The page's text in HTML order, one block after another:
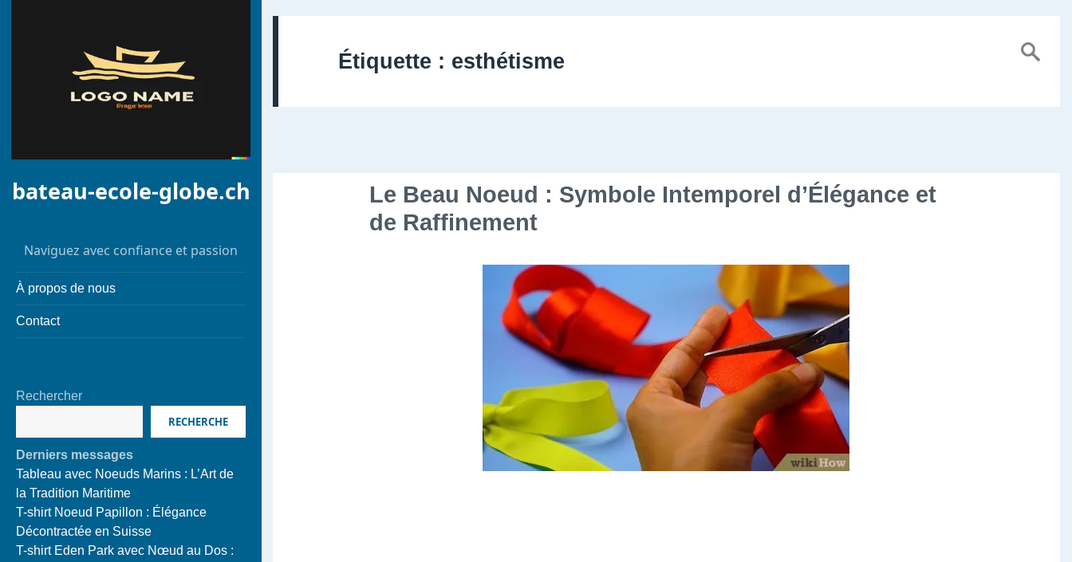
bateau-ecole-globe.ch
Naviguez avec confiance et passion
À propos de nous
Contact
Rechercher
RECHERCHE
Derniers messages
Tableau avec Noeuds Marins : L’Art de
la Tradition Maritime
T-shirt Noeud Papillon : Élégance
Décontractée en Suisse
T-shirt Eden Park avec Nœud au Dos :
Étiquette : esthétisme
Le Beau Noeud : Symbole Intemporel d’Élégance et
de Raffinement